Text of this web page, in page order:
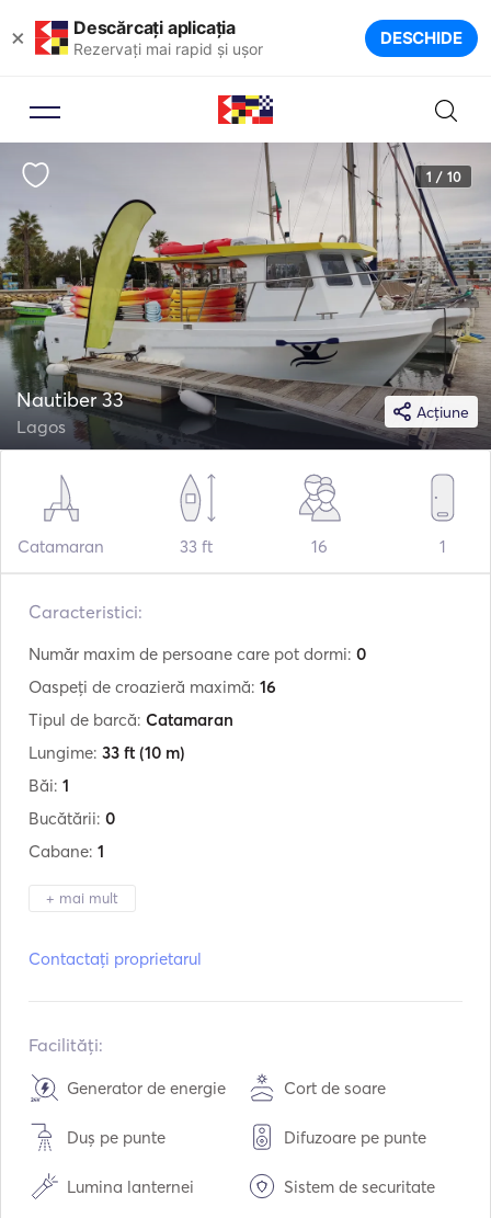
× Descărcați aplicația
Rezervați mai rapid și ușor DESCHIDE
1 / 10
Acțiune
Nautiber 33
Lagos
Catamaran 33 ft 16 1
Caracteristici:
Număr maxim de persoane care pot dormi: 0
Oaspeți de croazieră maximă: 16
Tipul de barcă: Catamaran
Lungime: 33 ft (10 m)
Băi: 1
Bucătării: 0
Cabane: 1
+ mai mult
Motoare:2 x 150hp
Tipul de combustibil:
Consumul:
Capacitatea de apă:
Capacitatea de combustibil:
300
Viteza maximă de croazieră:
Contactați proprietarul
Facilități:
Generator de energie Cort de soare
Duș pe punte Difuzoare pe punte
Lumina lanternei Sistem de securitate